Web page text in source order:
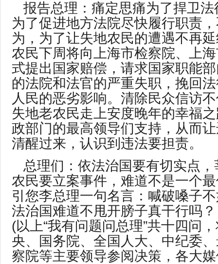
报告总理：痛定思痛为了捍卫
为了促进地方法院尽快履行职责
为，为了让失地农民的遭遇不再
农民下周将向上海市检察院、上
式提出国家赔偿，请求国家职能
的法院和法官的严重失职，挽回
人民的恶劣影响。清除民众信访
失地老农民走上安度晚年的幸福
政部门的最高领导们支持，从而
清醒过来，认识到违法要担责。
总理们：依法治国要有切实点
农民要立案事件，难道不是一个
引您李总理一句名言：喊破嗓子
法治国难道不甩开膀子真干行吗？
(以上“我有问题问总理”共十四问
央、国务院、全国人大、中纪委
察院等主要领导参阅决策，各大